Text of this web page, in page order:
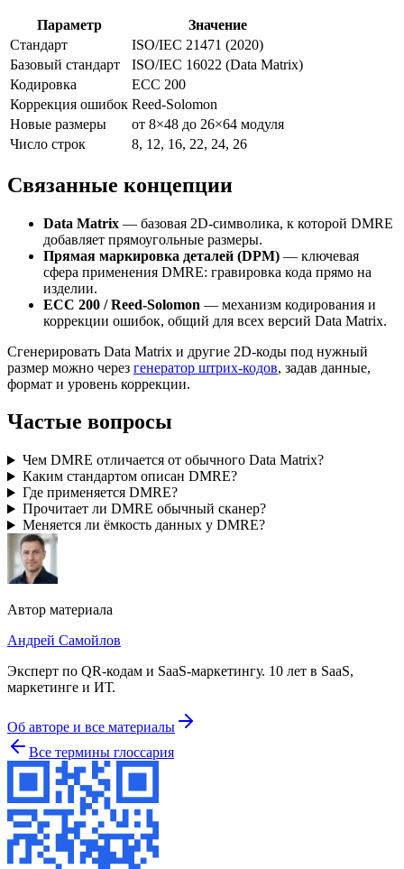
Параметр
Значение
Стандарт
ISO/IEC 21471 (2020)
Базовый стандарт
ISO/IEC 16022 (Data Matrix)
Кодировка
ECC 200
Коррекция ошибок Reed-Solomon
Новые размеры
от 8×48 до 26×64 модуля
Число строк
8, 12, 16, 22, 24, 26
Связанные концепции
Data Matrix — базовая 2D-символика, к которой DMRE
добавляет прямоугольные размеры.
Прямая маркировка деталей (DPM) — ключевая
сфера применения DMRE: гравировка кода прямо на
изделии.
ECC 200 / Reed-Solomon — механизм кодирования и
коррекции ошибок, общий для всех версий Data Matrix.
Сгенерировать Data Matrix и другие 2D-коды под нужный
размер можно через генератор штрих-кодов, задав данные,
формат и уровень коррекции.
Частые вопросы
Чем DMRE отличается от обычного Data Matrix?
Каким стандартом описан DMRE?
Где применяется DMRE?
Прочитает ли DMRE обычный сканер?
Меняется ли ёмкость данных у DMRE?
Автор материала
Андрей Самойлов
Эксперт по QR-кодам и SaaS-маркетингу. 10 лет в SaaS,
маркетинге и ИТ.
Об авторе и все материалы
Все термины глоссария